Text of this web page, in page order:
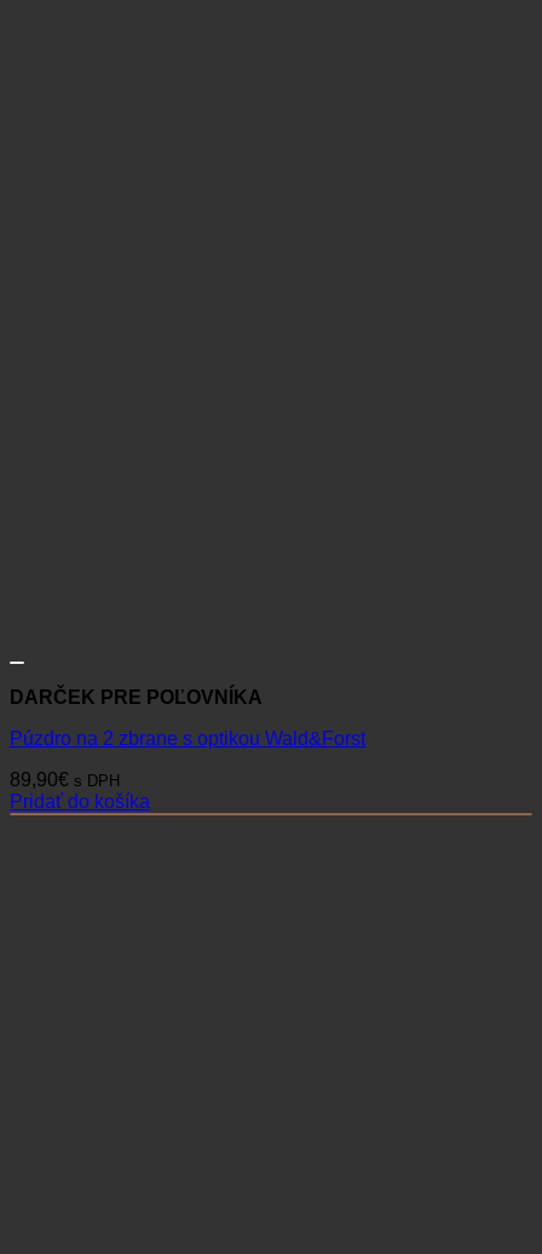
DARČEK PRE POĽOVNÍKA
Púzdro na 2 zbrane s optikou Wald&Forst
89,90€ s DPH
Pridať do košíka